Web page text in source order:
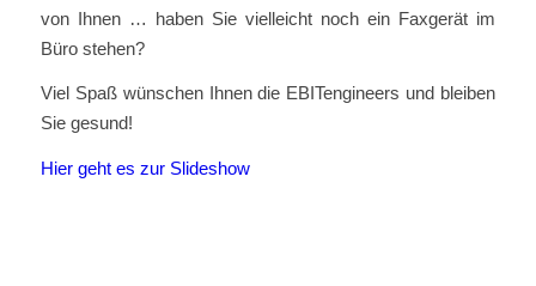
von Ihnen … haben Sie vielleicht noch ein Faxgerät im
Büro stehen?
Viel Spaß wünschen Ihnen die EBITengineers und bleiben
Sie gesund!
Hier geht es zur Slideshow